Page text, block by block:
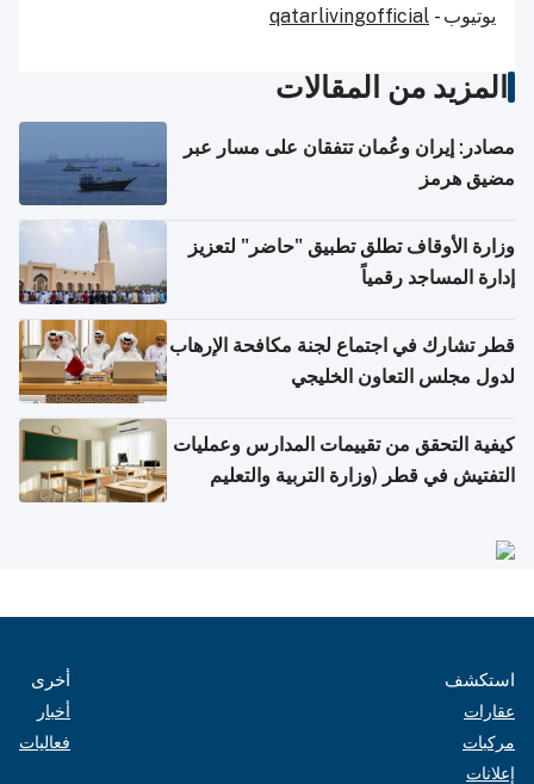
يوتيوب - qatarlivingofficial
المزيد من المقالات
مصادر: إيران وعُمان تتفقان على مسار عبر
مضيق هرمز
وزارة الأوقاف تطلق تطبيق "حاضر" لتعزيز
إدارة المساجد رقمياً
قطر تشارك في اجتماع لجنة مكافحة الإرهاب
لدول مجلس التعاون الخليجي
كيفية التحقق من تقييمات المدارس وعمليات
التفتيش في قطر (وزارة التربية والتعليم
استكشف
عقارات
مركبات
إعلانات
أخرى
أخبار
فعاليات